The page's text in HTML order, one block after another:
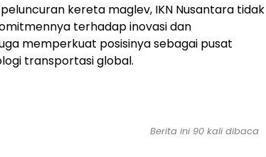
kereta maglev, IKN Nusantara tidak
terhadap inovasi dan
memperkuat posisinya sebagai pusat
transportasi global.
Berita ini 90 kali dibaca